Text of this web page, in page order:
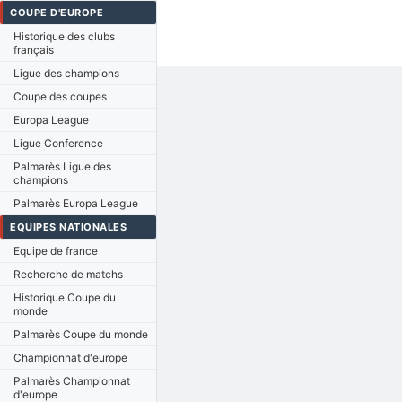
COUPE D'EUROPE
Historique des clubs
français
Ligue des champions
Coupe des coupes
Europa League
Ligue Conference
Palmarès Ligue des
champions
Palmarès Europa League
EQUIPES NATIONALES
Equipe de france
Recherche de matchs
Historique Coupe du
monde
Palmarès Coupe du monde
Championnat d'europe
Palmarès Championnat
d'europe